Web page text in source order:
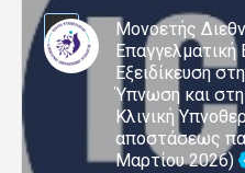
Μονοετής
Επαγγελματική
Εξειδίκευση
Ύπνωση και
Κλινική
αποστάσεως
Μαρτίου 2026)